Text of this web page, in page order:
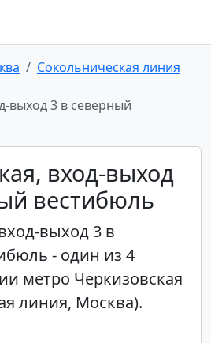
Сокольническая линия
выход 3 в северный
вход-выход
вестибюль
выход 3 в
- один из 4
метро Черкизовская
линия, Москва).